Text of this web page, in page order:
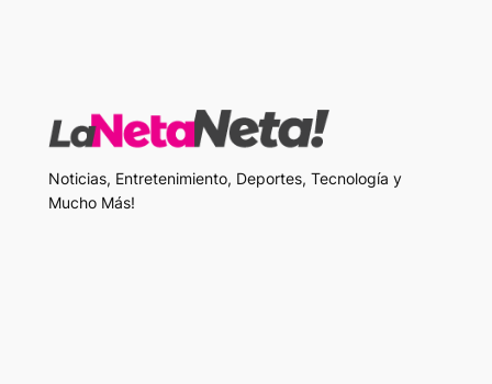
Noticias, Entretenimiento, Deportes, Tecnología y
Mucho Más!